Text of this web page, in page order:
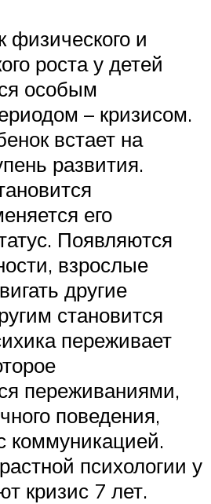
физического и
роста у детей
особым
– кризисом.
встает на
развития.
его
Появляются
взрослые
другие
становится
переживает
переживаниями,
поведения,
коммуникацией.
психологии у
кризис 7 лет.